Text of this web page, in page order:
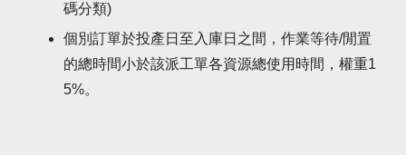
碼分類)
個別訂單於投產日至入庫日之間，作業等待/閒置
的總時間小於該派工單各資源總使用時間，權重1
5%。